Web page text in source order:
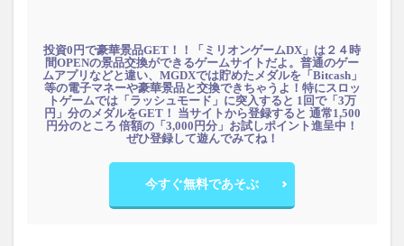
投資0円で豪華景品GET！！「ミリオンゲームDX」は２４時
間OPENの景品交換ができるゲームサイトだよ。普通のゲー
ムアプリなどと違い、MGDXでは貯めたメダルを「Bitcash」
等の電子マネーや豪華景品と交換できちゃうよ！特にスロッ
トゲームでは「ラッシュモード」に突入すると 1回で「3万
円」分のメダルをGET！ 当サイトから登録すると 通常1,500
円分のところ 倍額の「3,000円分」お試しポイント進呈中！
ぜひ登録して遊んでみてね！
今すぐ無料であそぶ